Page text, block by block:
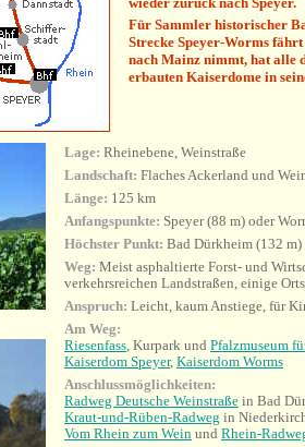
Für Sammler historischer
Strecke Speyer-Worms
nach Mainz nimmt, hat alle
erbauten Kaiserdome in
Lage: Rheinebene, Weinstraße
Landschaft: Flaches Ackerland und
Länge: 125 km
Anfangspunkte: Speyer (88 m) oder
Höchster Punkt: Bad Dürkheim (132 m)
Weg: Meist asphaltierte Forst- und
verkehrsreichen Landstraßen, einige
Anspruch: Leicht, kaum Anstiege, für
Am Weg:
Riesenfass, Kurpark und Pfalzmuseum
Kaiserdom Speyer, Kaiserdom Worms
Anschlussmöglichkeiten:
Radweg Deutsche Weinstraße in Bad
Kraut-und-Rüben-Radweg in
Vom Rhein zum Wein und Rhein-